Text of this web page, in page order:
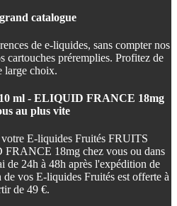
catalogue
de e-liquides, sans compter nos
cartouches préremplies. Profitez de
large choix.
ml - ELIQUID FRANCE 18mg
au plus vite
E-liquides Fruités FRUITS
18mg chez vous ou dans
de 24h à 48h après l'expédition de
vos E-liquides Fruités est offerte à
de 49 €.